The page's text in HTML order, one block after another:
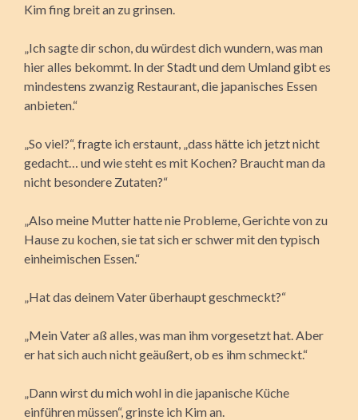
Kim fing breit an zu grinsen.
„Ich sagte dir schon, du würdest dich wundern, was man
hier alles bekommt. In der Stadt und dem Umland gibt es
mindestens zwanzig Restaurant, die japanisches Essen
anbieten.“
„So viel?“, fragte ich erstaunt, „dass hätte ich jetzt nicht
gedacht… und wie steht es mit Kochen? Braucht man da
nicht besondere Zutaten?“
„Also meine Mutter hatte nie Probleme, Gerichte von zu
Hause zu kochen, sie tat sich er schwer mit den typisch
einheimischen Essen.“
„Hat das deinem Vater überhaupt geschmeckt?“
„Mein Vater aß alles, was man ihm vorgesetzt hat. Aber
er hat sich auch nicht geäußert, ob es ihm schmeckt.“
„Dann wirst du mich wohl in die japanische Küche
einführen müssen“, grinste ich Kim an.